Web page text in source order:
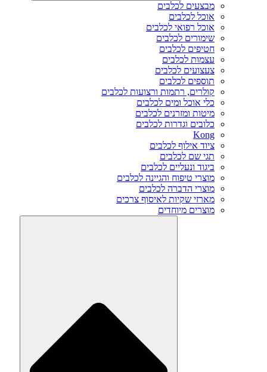
מבצעים לכלבים
אוכל לכלבים
אוכל רפואי לכלבים
שימורים לכלבים
חטיפים לכלבים
עצמות לכלבים
צעצועים לכלבים
תוספים לכלבים
קולרים, רתמות ורצועות לכלבים
כלי אוכל ומים לכלבים
מיטות ומזרנים לכלבים
כלובים וגדרות לכלבים
Kong
ציוד אילוף לכלבים
תגי שם לכלבים
ביגוד ונעליים לכלבים
מוצרי טיפוח והגיינה לכלבים
מוצרי הדברה לכלבים
מארזי שקיות לאיסוף צרכים
מוצרים מיוחדים